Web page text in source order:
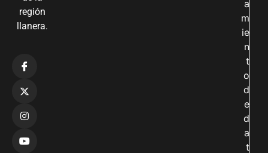
región
llanera.
a
m
ie
n
t
o
d
e
d
a
t